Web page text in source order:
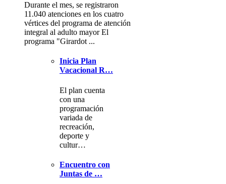
Durante el mes, se registraron
11.040 atenciones en los cuatro
vértices del programa de atención
integral al adulto mayor El
programa "Girardot ...
Inicia Plan
Vacacional R…
El plan cuenta
con una
programación
variada de
recreación,
deporte y
cultur…
Encuentro con
Juntas de …